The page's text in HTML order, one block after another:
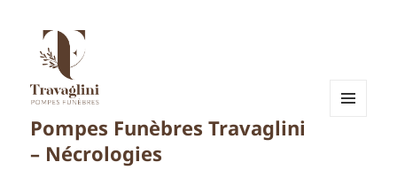
Pompes Funèbres Travaglini
– Nécrologies